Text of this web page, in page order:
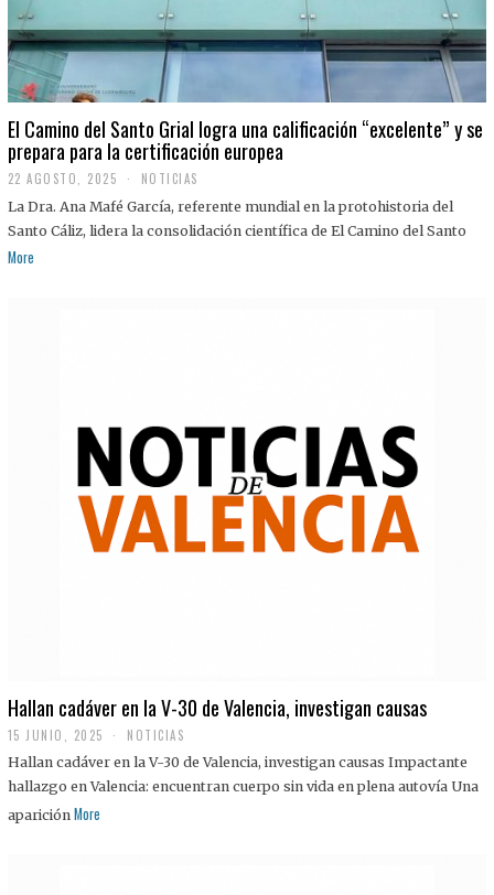
El Camino del Santo Grial logra una calificación “excelente” y se
prepara para la certificación europea
22 AGOSTO, 2025
2
A
G
NOTICIAS
La Dra. Ana Mafé García, referente mundial en la protohistoria del
Santo Cáliz, lidera la consolidación científica de El Camino del Santo
More
Hallan cadáver en la V-30 de Valencia, investigan causas
15 JUNIO, 2025 NOTICIAS
Hallan cadáver en la V-30 de Valencia, investigan causas Impactante
hallazgo en Valencia: encuentran cuerpo sin vida en plena autovía Una
aparición More